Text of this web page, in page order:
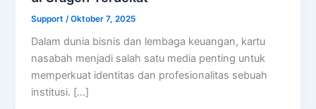
Support /Oktober 7, 2025
Dalam dunia bisnis dan lembaga keuangan, kartu
nasabah menjadi salah satu media penting untuk
memperkuat identitas dan profesionalitas sebuah
institusi. […]